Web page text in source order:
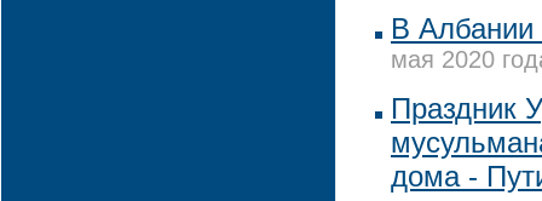
В Албании
мая 2020
Праздник
дома -